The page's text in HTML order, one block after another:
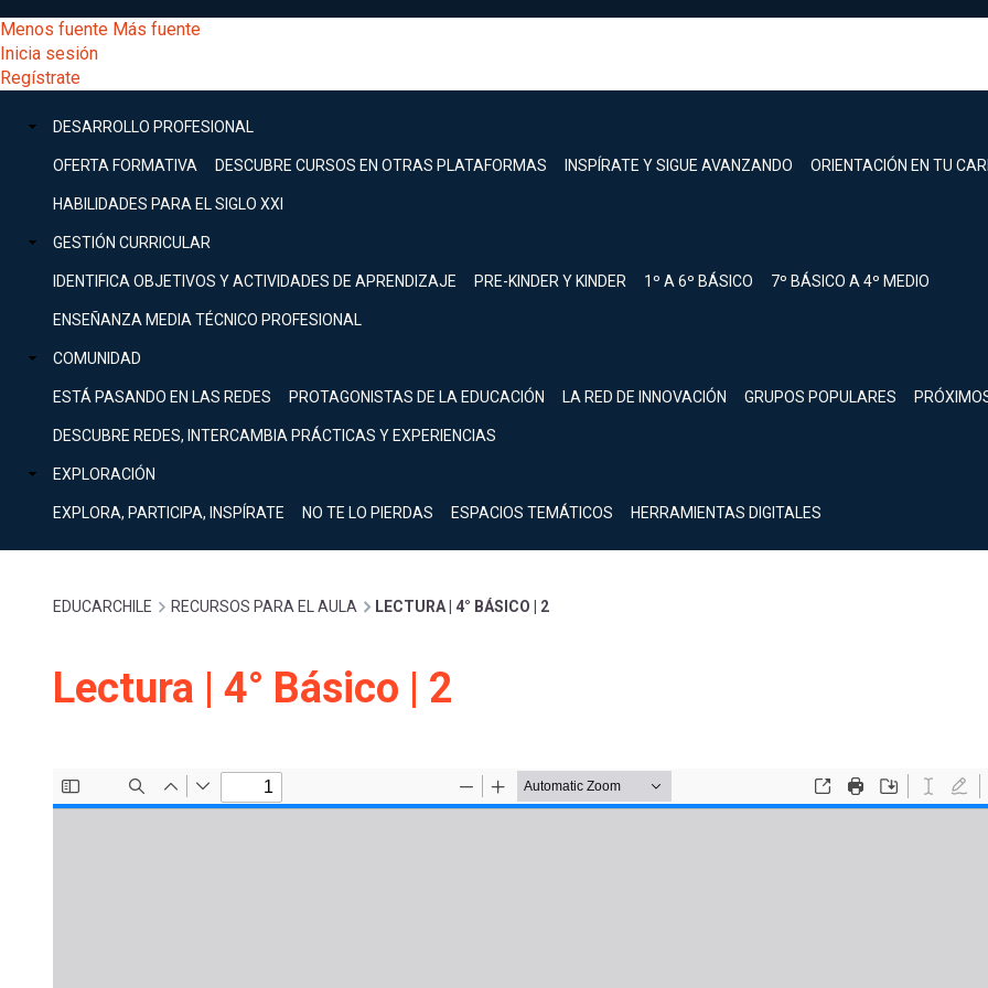
al
contenido
principal
[Educarchile
Escritorio]
Menú
entrar
mi
cuenta
Menos fuente Más fuente
Inicia sesión
Regístrate
Menú
principal
DESARROLLO PROFESIONAL
OFERTA FORMATIVA DESCUBRE CURSOS EN OTRAS PLATAFORMAS INSPÍRATE Y SIGUE AVANZANDO ORIENTACIÓN EN TU
HABILIDADES PARA EL SIGLO XXI
GESTIÓN CURRICULAR
IDENTIFICA OBJETIVOS Y ACTIVIDADES DE APRENDIZAJE PRE-KINDER Y KINDER 1º A 6º BÁSICO 7º BÁSICO A 4º MEDIO
ENSEÑANZA MEDIA TÉCNICO PROFESIONAL
COMUNIDAD
ESTÁ PASANDO EN LAS REDES PROTAGONISTAS DE LA EDUCACIÓN LA RED DE INNOVACIÓN GRUPOS POPULARES
DESCUBRE REDES, INTERCAMBIA PRÁCTICAS Y EXPERIENCIAS
EXPLORACIÓN
EXPLORA, PARTICIPA, INSPÍRATE NO TE LO PIERDAS ESPACIOS TEMÁTICOS HERRAMIENTAS DIGITALES
Buscar
Menú
principal
DESARROLLO
Expand
GESTIÓN
Expand
COMUNIDAD
Expand
EXPLORACIÓN
[Educarchile
Mobile]
Menú
Inicia
Sobrescribir
enlaces
ayuda
EDUCARCHILE RECURSOS PARA EL AULA LECTURA | 4° BÁSICO | 2
Lectura | 4° Básico | 2
Inicia sesión.